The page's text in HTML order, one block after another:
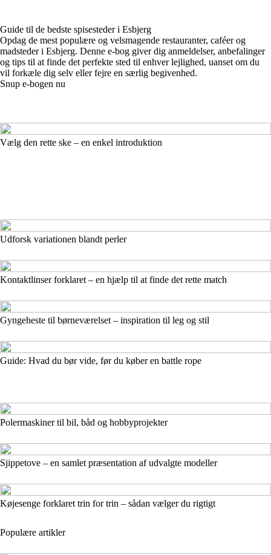
Guide til de bedste spisesteder i Esbjerg
Opdag de mest populære og velsmagende restauranter, caféer og
madsteder i Esbjerg. Denne e-bog giver dig anmeldelser, anbefalinger
og tips til at finde det perfekte sted til enhver lejlighed, uanset om du
vil forkæle dig selv eller fejre en særlig begivenhed.
Snup e-bogen nu
Vælg den rette ske – en enkel introduktion
Udforsk variationen blandt perler
Kontaktlinser forklaret – en hjælp til at finde det rette match
Gyngeheste til børneværelset – inspiration til leg og stil
Guide: Hvad du bør vide, før du køber en battle rope
Polermaskiner til bil, båd og hobbyprojekter
Sjippetove – en samlet præsentation af udvalgte modeller
Køjesenge forklaret trin for trin – sådan vælger du rigtigt
Populære artikler